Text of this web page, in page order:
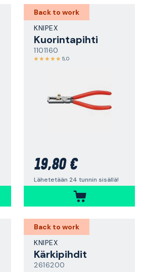
Back to work
KNIPEX
Kuorintapihti
1101160
5,0
19,80 €
Lähetetään 24 tunnin sisällä!
Back to work
KNIPEX
Kärkipihdit
2616200